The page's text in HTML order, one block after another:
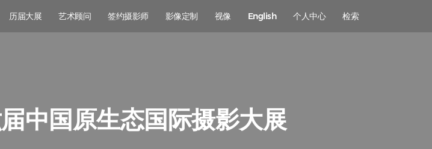
历届大展 艺术顾问 签约摄影师 影像定制 视像 English 个人中心 检索
中国原生态国际摄影大展